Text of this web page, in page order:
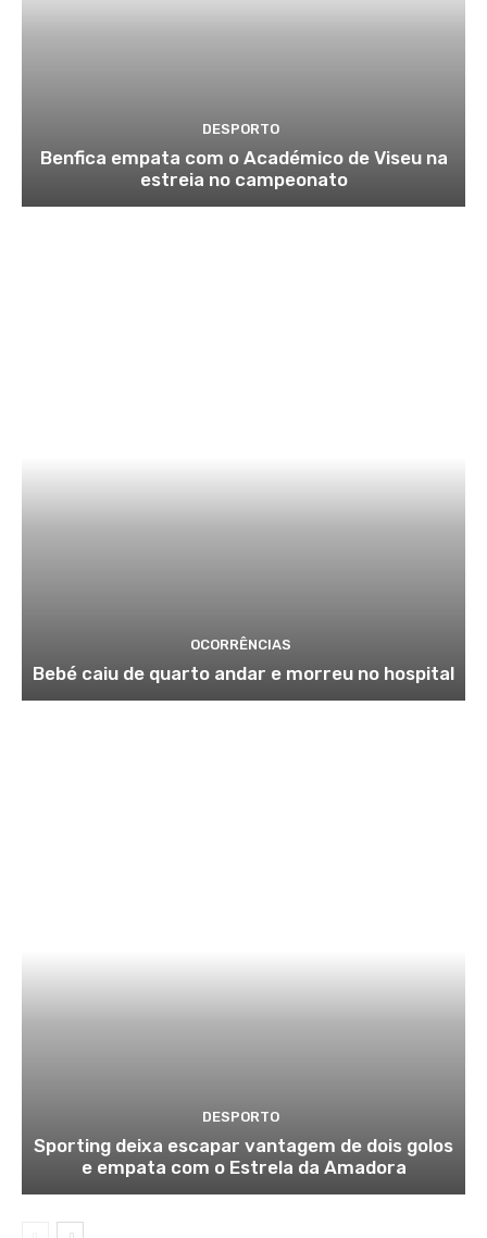
DESPORTO
Benfica empata com o Académico de Viseu na
estreia no campeonato
OCORRÊNCIAS
Bebé caiu de quarto andar e morreu no hospital
DESPORTO
Sporting deixa escapar vantagem de dois golos
e empata com o Estrela da Amadora